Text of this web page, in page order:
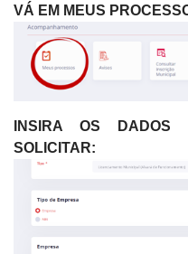
VÁ EM MEUS
INSIRA OS
SOLICITAR: